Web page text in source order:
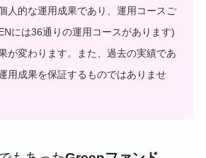
人的な運用成果であり、運用コースご
には36通りの運用コースがあります)
が変わります。また、過去の実績であ
用成果を保証するものではありませ